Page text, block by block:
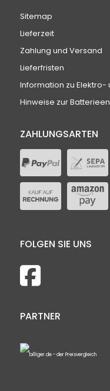
Sitemap
Lieferzeit
Zahlung und Versand
Lieferfristen
Information zu Elektro-
Hinweise zur
ZAHLUNGSARTEN
FOLGEN SIE UNS
PARTNER